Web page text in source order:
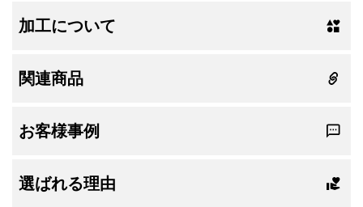
加工について
関連商品
お客様事例
選ばれる理由